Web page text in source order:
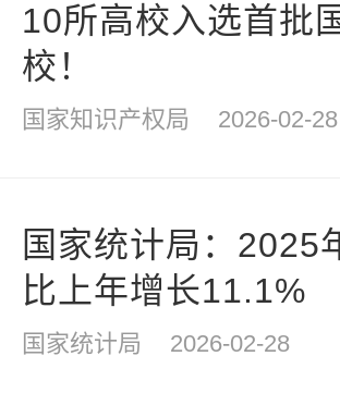
10所高校入选首批
校！
国家知识产权局 2026-02-28
国家统计局：2025
比上年增长11.1%
国家统计局 2026-02-28